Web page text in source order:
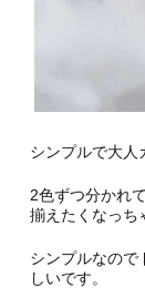
シンプルで大人
2色ずつ分かれ
揃えたくなっち
シンプルなので
しいです。